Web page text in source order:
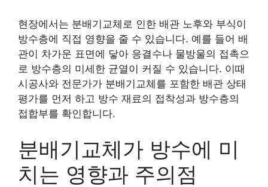
현장에서는 분배기교체로 인한 배관 노후와 부식이
방수층에 직접 영향을 줄 수 있습니다. 예를 들어 배
관이 차가운 표면에 닿아 응결수나 물방울의 접촉으
로 방수층의 미세한 균열이 커질 수 있습니다. 이때
시공사와 전문가가 분배기교체를 포함한 배관 상태
평가를 먼저 하고 방수 재료의 접착성과 방수층의
접합부를 확인합니다.
분배기교체가 방수에 미
치는 영향과 주의점